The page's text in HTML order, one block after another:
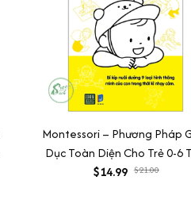
Montessori – Phương Pháp
Dục Toàn Diện Cho Trẻ 0-6
$14.99 $21.00